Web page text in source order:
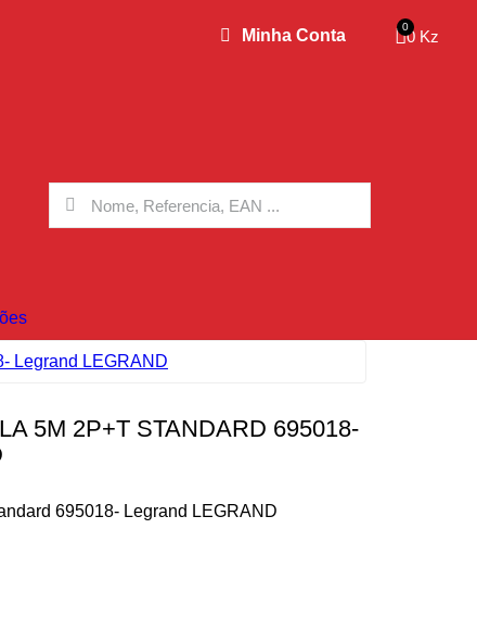
Minha Conta 0 Kz
Legrand LEGRAND
5M 2P+T STANDARD 695018-
695018- Legrand LEGRAND